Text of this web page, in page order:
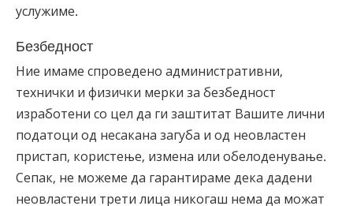
услужиме.
Безбедност
Ние имаме спроведено административни,
технички и физички мерки за безбедност
изработени со цел да ги заштитат Вашите лични
податоци од несакана загуба и од неовластен
пристап, користење, измена или обелоденување.
Сепак, не можеме да гарантираме дека дадени
неовластени трети лица никогаш нема да можат